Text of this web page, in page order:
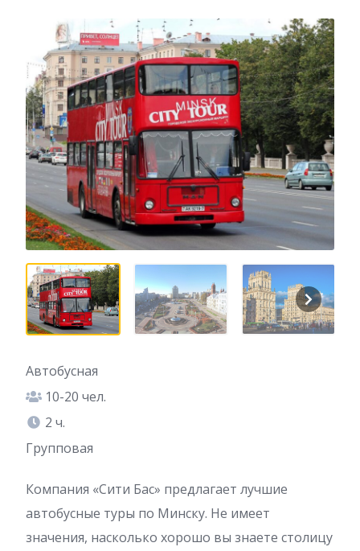
Автобусная
10-20 чел.
2 ч.
Групповая
Компания «Сити Бас» предлагает лучшие
автобусные туры по Минску. Не имеет
значения, насколько хорошо вы знаете столицу